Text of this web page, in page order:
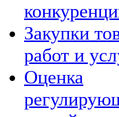
Закупки
работ и
Оценка